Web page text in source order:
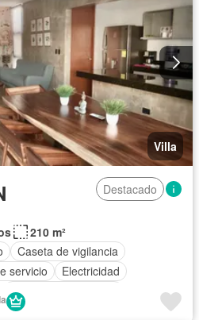
Villa
Destacado
210 m²
Caseta de vigilancia
servicio
Electricidad
Recámara con closet
panorámica